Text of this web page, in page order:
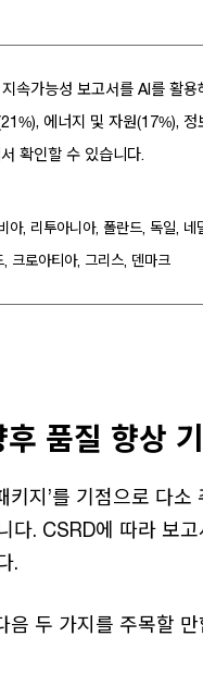
속가능성 보고서를 AI를 활
에너지 및 자원(17%),
확인할 수 있습니다.
아, 리투아니아, 폴란드, 독일,
크로아티아, 그리스, 덴마크
품질 향상
키지’를 기점으로 다
다. CSRD에 따라 보
.
두 가지를 주목할 만